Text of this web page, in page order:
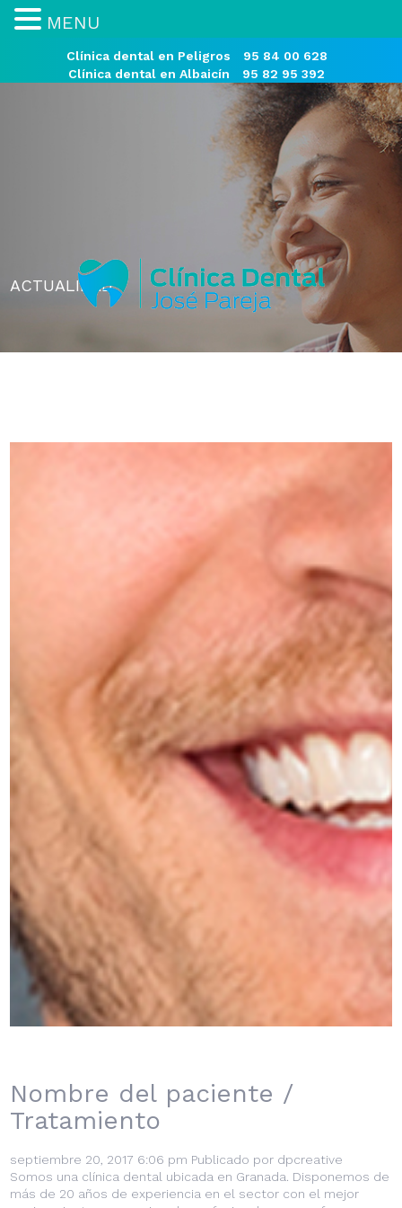
Clínica dental en Peligros
95 84 00 628
Clínica dental en Albaicín
95 82 95 392
ACTUALIDAD
Nombre del paciente /
Tratamiento
septiembre 20, 2017 6:06 pm Publicado por dpcreative
Somos una clínica dental ubicada en Granada. Disponemos de
más de 20 años de experiencia en el sector con el mejor
MENU